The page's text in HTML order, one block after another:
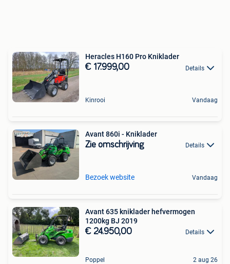
Heracles H160 Pro Kniklader
€ 17.999,00 Details
Kinrooi Vandaag
Avant 860i - Kniklader
Zie omschrijving Details
Bezoek website Vandaag
Avant 635 kniklader hefvermogen
1200kg BJ 2019
€ 24.950,00 Details
Poppel 2 aug 26